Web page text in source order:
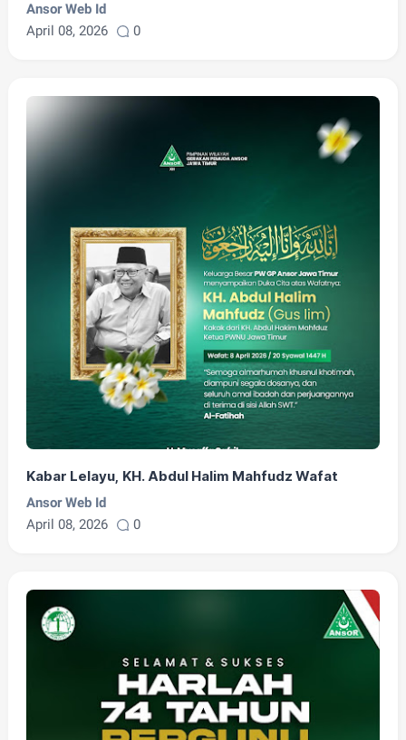
Ansor Web Id
April 08, 2026
0
Kabar Lelayu, KH. Abdul Halim Mahfudz Wafat
Ansor Web Id
April 08, 2026
0